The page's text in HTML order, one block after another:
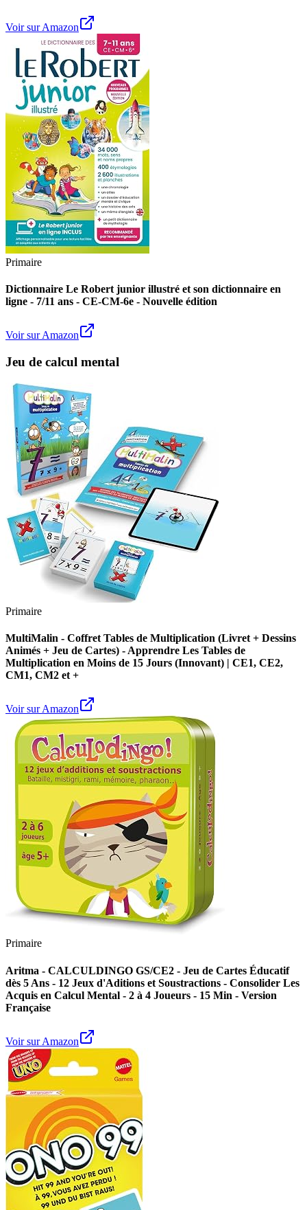
Voir sur Amazon
Primaire
Dictionnaire Le Robert junior illustré et son dictionnaire en
ligne - 7/11 ans - CE-CM-6e - Nouvelle édition
Voir sur Amazon
Jeu de calcul mental
Primaire
MultiMalin - Coffret Tables de Multiplication (Livret + Dessins
Animés + Jeu de Cartes) - Apprendre Les Tables de
Multiplication en Moins de 15 Jours (Innovant) | CE1, CE2,
CM1, CM2 et +
Voir sur Amazon
Primaire
Aritma - CALCULDINGO GS/CE2 - Jeu de Cartes Éducatif
dès 5 Ans - 12 Jeux d'Aditions et Soustractions - Consolider Les
Acquis en Calcul Mental - 2 à 4 Joueurs - 15 Min - Version
Française
Voir sur Amazon